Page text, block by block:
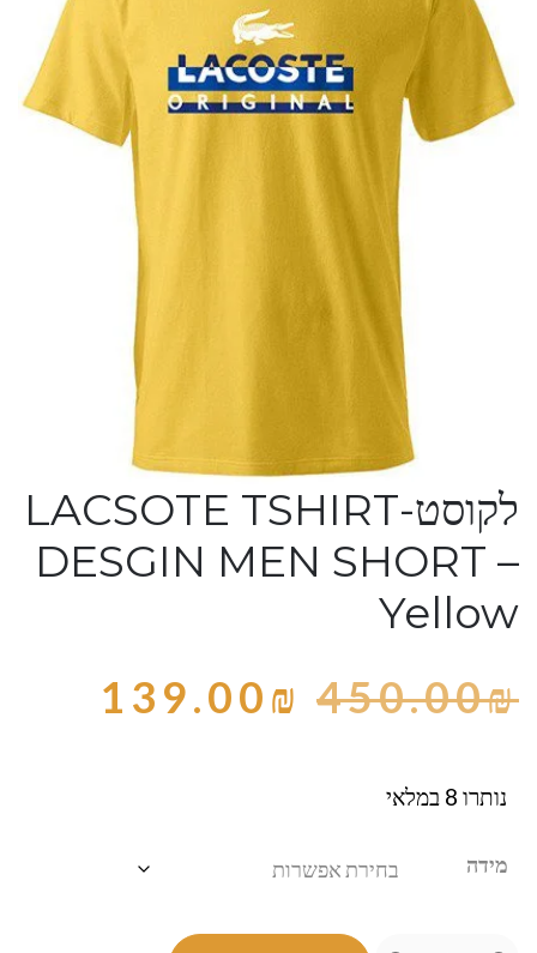
לקוסט-LACSOTE TSHIRT
DESGIN MEN SHORT –
Yellow
450.00₪
139.00₪
נותרו 8 במלאי
מידה